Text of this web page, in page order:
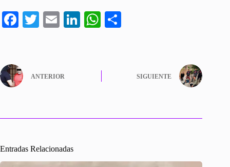
Fa
ok
T
r
E
Li
W
A
pp
ANTERIOR SIGUIENTE
Entradas Relacionadas